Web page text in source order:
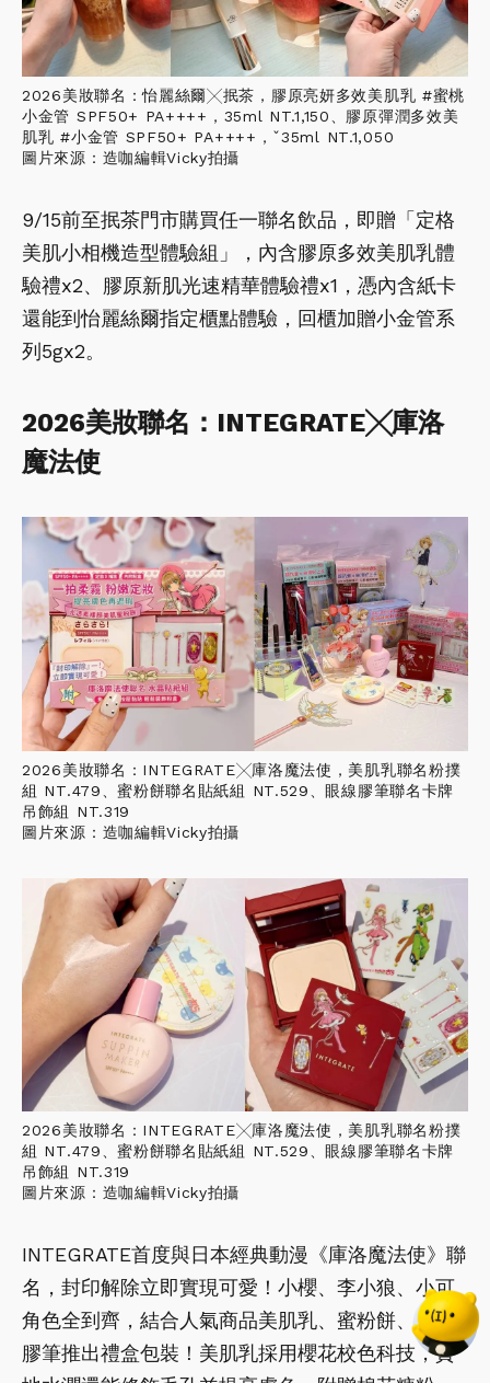
2026美妝聯名：怡麗絲爾╳抿茶，膠原亮妍多效美肌乳 #蜜桃
小金管 SPF50+ PA++++，35ml NT.1,150、膠原彈潤多效美
肌乳 #小金管 SPF50+ PA++++，ˇ35ml NT.1,050
圖片來源：造咖編輯Vicky拍攝
9/15前至抿茶門市購買任一聯名飲品，即贈「定格
美肌小相機造型體驗組」，內含膠原多效美肌乳體
驗禮x2、膠原新肌光速精華體驗禮x1，憑內含紙卡
還能到怡麗絲爾指定櫃點體驗，回櫃加贈小金管系
列5gx2。
2026美妝聯名：INTEGRATE╳庫洛
魔法使
2026美妝聯名：INTEGRATE╳庫洛魔法使，美肌乳聯名粉撲
組 NT.479、蜜粉餅聯名貼紙組 NT.529、眼線膠筆聯名卡牌
吊飾組 NT.319
圖片來源：造咖編輯Vicky拍攝
2026美妝聯名：INTEGRATE╳庫洛魔法使，美肌乳聯名粉撲
組 NT.479、蜜粉餅聯名貼紙組 NT.529、眼線膠筆聯名卡牌
吊飾組 NT.319
圖片來源：造咖編輯Vicky拍攝
INTEGRATE首度與日本經典動漫《庫洛魔法使》聯
名，封印解除立即實現可愛！小櫻、李小狼、小可
角色全到齊，結合人氣商品美肌乳、蜜粉餅、眼線
膠筆推出禮盒包裝！美肌乳採用櫻花校色科技，質